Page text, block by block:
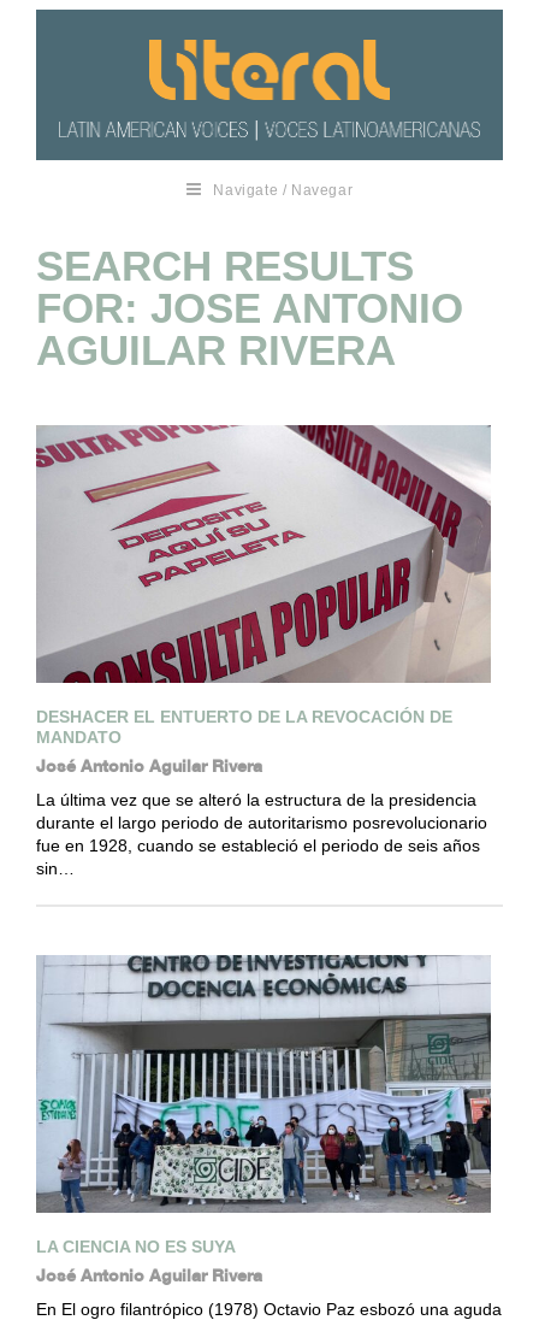
Navigate / Navegar
SEARCH RESULTS
FOR: JOSE ANTONIO
AGUILAR RIVERA
DESHACER EL ENTUERTO DE LA REVOCACIÓN DE
MANDATO
José Antonio Aguilar Rivera
La última vez que se alteró la estructura de la presidencia
durante el largo periodo de autoritarismo posrevolucionario
fue en 1928, cuando se estableció el periodo de seis años
sin…
LA CIENCIA NO ES SUYA
José Antonio Aguilar Rivera
En El ogro filantrópico (1978) Octavio Paz esbozó una aguda